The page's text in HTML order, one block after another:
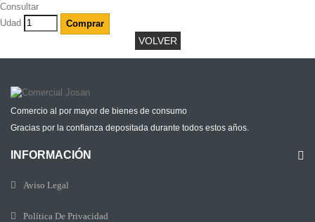
Consultar
Udad
Comprar
VOLVER
Comercio al por mayor de bienes de consumo
Gracias por la confianza depositada durante todos estos años.
INFORMACIÓN
Aviso Legal
Política De Privacidad